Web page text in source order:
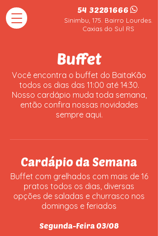
54 32281666
Sinimbu, 175. Bairro Lourdes.
Caxias do Sul RS
Buffet
Você encontra o buffet do BaitaKão
todos os dias das 11:00 até 14:30.
Nosso cardápio muda toda semana,
então confira nossas novidades
sempre aqui.
Cardápio da Semana
Buffet com grelhados com mais de 16
pratos todos os dias, diversas
opções de saladas e churrasco nos
domingos e feriados
Segunda-Feira 03/08